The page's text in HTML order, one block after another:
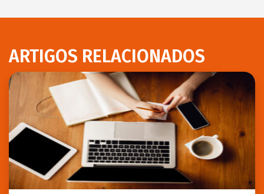
ARTIGOS RELACIONADOS